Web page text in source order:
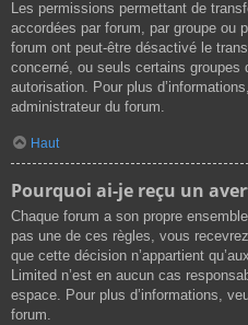
Les permissions permettant de
accordées par forum, par groupe ou
forum ont peut-être désactivé le
concerné, ou seuls certains groupes
autorisation. Pour plus
administrateur du forum.
Haut
Pourquoi ai-je reçu un
Chaque forum a son propre
pas une de ces règles, vous
que cette décision n’appartient
Limited n’est en aucun cas
espace. Pour plus d’informations,
forum.